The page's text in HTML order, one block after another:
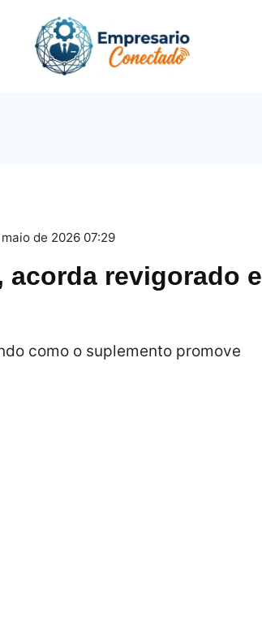
de 2026 07:29
revigorado e